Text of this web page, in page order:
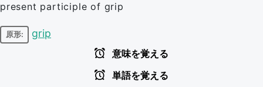
present participle of grip
原形: grip
意味を覚える
単語を覚える